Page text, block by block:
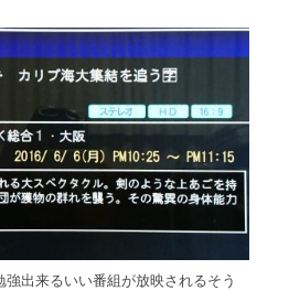
出来るいい番組が放映されるそう